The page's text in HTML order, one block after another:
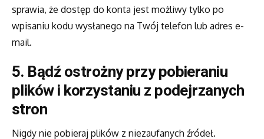
sprawia, że dostęp do konta jest możliwy tylko po
wpisaniu kodu wysłanego na Twój telefon lub adres e-
mail.
5. Bądź ostrożny przy pobieraniu
plików i korzystaniu z podejrzanych
stron
Nigdy nie pobieraj plików z niezaufanych źródeł.